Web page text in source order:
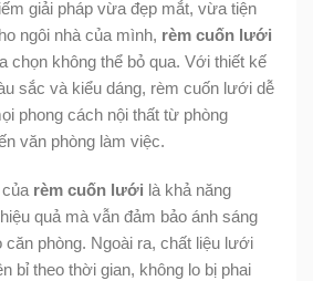
giải pháp vừa đẹp mắt, vừa tiện
ngôi nhà của mình, rèm cuốn lưới
chọn không thể bỏ qua. Với thiết kế
sắc và kiểu dáng, rèm cuốn lưới dễ
phong cách nội thất từ phòng
văn phòng làm việc.
rèm cuốn lưới là khả năng
quả mà vẫn đảm bảo ánh sáng
căn phòng. Ngoài ra, chất liệu lưới
bỉ theo thời gian, không lo bị phai